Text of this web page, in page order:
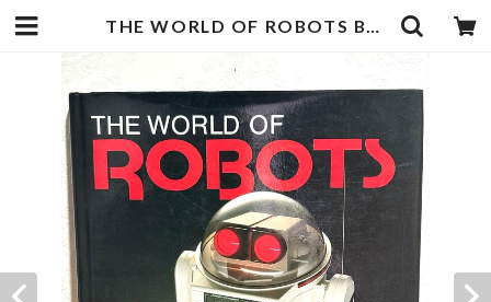
THE WORLD OF ROBOTS BRIAN MORRIS | zbooks